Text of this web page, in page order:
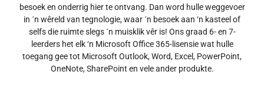
besoek en onderrig hier te ontvang. Dan word hulle weggevoer
in ´n wêreld van tegnologie, waar ´n besoek aan ‘n kasteel of
selfs die ruimte slegs ´n muisklik vêr is! Ons graad 6- en 7-
leerders het elk ‘n Microsoft Office 365-lisensie wat hulle
toegang gee tot Microsoft Outlook, Word, Excel, PowerPoint,
OneNote, SharePoint en vele ander produkte.